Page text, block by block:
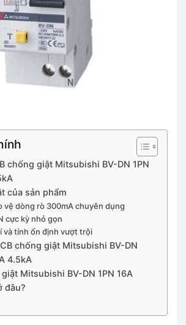
chống giật Mitsubishi BV-DN 1PN
của sản phẩm
vệ dòng rò 300mA chuyên dụng
cực kỳ nhỏ gọn
và tính ổn định vượt trội
chống giật Mitsubishi BV-DN
4.5kA
Mitsubishi BV-DN 1PN 16A
đâu?